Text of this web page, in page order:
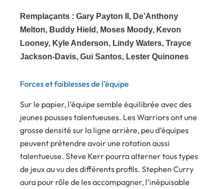
Remplaçants : Gary Payton II, De’Anthony
Melton, Buddy Hield, Moses Moody, Kevon
Looney, Kyle Anderson, Lindy Waters, Trayce
Jackson-Davis, Gui Santos, Lester Quinones
Forces et faiblesses de l’équipe
Sur le papier, l’équipe semble équilibrée avec des
jeunes pousses talentueuses. Les Warriors ont une
grosse densité sur la ligne arrière, peu d’équipes
peuvent prétendre avoir une rotation aussi
talentueuse. Steve Kerr pourra alterner tous types
de jeux au vu des différents profils. Stephen Curry
aura pour rôle de les accompagner, l’inépuisable